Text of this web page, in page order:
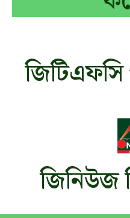
জিটিএফসি
জিনিউজ